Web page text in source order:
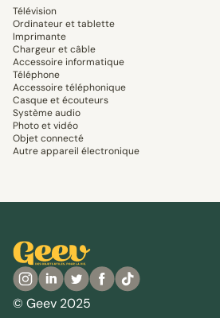
Télévision
Ordinateur et tablette
Imprimante
Chargeur et câble
Accessoire informatique
Téléphone
Accessoire téléphonique
Casque et écouteurs
Système audio
Photo et vidéo
Objet connecté
Autre appareil électronique
© Geev 2025